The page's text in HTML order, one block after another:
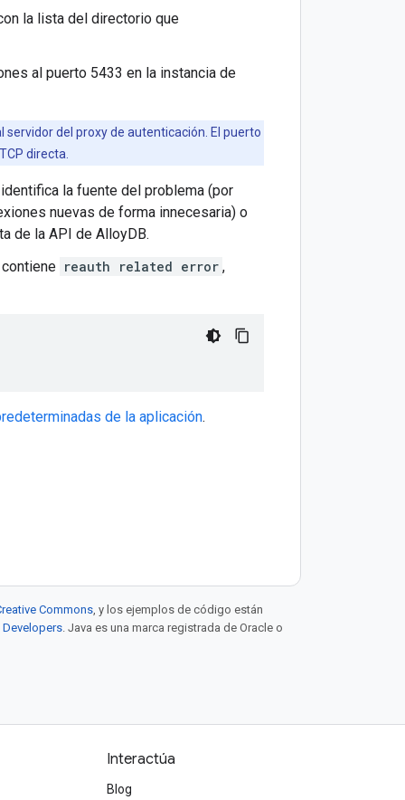
la lista del directorio que
al puerto 5433 en la instancia de
del proxy de autenticación. El puerto
directa.
la fuente del problema (por
nuevas de forma innecesaria) o
de la API de AlloyDB.
reauth related error ,
de la aplicación.
Commons, y los ejemplos de código están
. Java es una marca registrada de Oracle o
Interactúa
Blog